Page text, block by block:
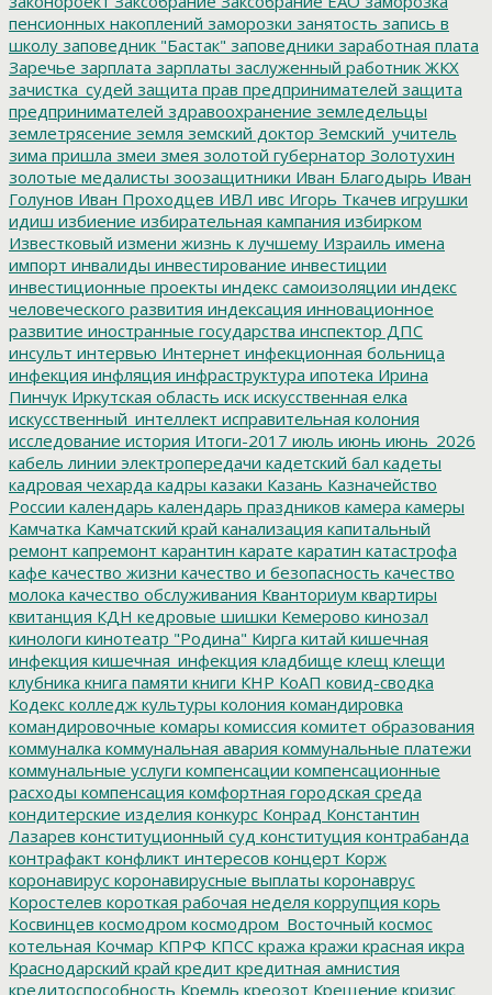
пенсионных накоплений заморозки занятость запись в
школу заповедник "Бастак" заповедники заработная плата
Заречье зарплата зарплаты заслуженный работник ЖКХ
зачистка_судей защита прав предпринимателей защита
предпринимателей здравоохранение земледельцы
землетрясение земля земский доктор Земский_учитель
зима пришла змеи змея золотой губернатор Золотухин
золотые медалисты зоозащитники Иван Благодырь Иван
Голунов Иван Проходцев ИВЛ ивс Игорь Ткачев игрушки
идиш избиение избирательная кампания избирком
Известковый измени жизнь к лучшему Израиль имена
импорт инвалиды инвестирование инвестиции
инвестиционные проекты индекс самоизоляции индекс
человеческого развития индексация инновационное
развитие иностранные государства инспектор ДПС
инсульт интервью Интернет инфекционная больница
инфекция инфляция инфраструктура ипотека Ирина
Пинчук Иркутская область иск искусственная елка
искусственный_интеллект исправительная колония
исследование история Итоги-2017 июль июнь июнь_2026
кабель линии электропередачи кадетский бал кадеты
кадровая чехарда кадры казаки Казань Казначейство
России календарь календарь праздников камера камеры
Камчатка Камчатский край канализация капитальный
ремонт капремонт карантин карате каратин катастрофа
кафе качество жизни качество и безопасность качество
молока качество обслуживания Кванториум квартиры
квитанция КДН кедровые шишки Кемерово кинозал
кинологи кинотеатр "Родина" Кирга китай кишечная
инфекция кишечная_инфекция кладбище клещ клещи
клубника книга памяти книги КНР КоАП ковид-сводка
Кодекс колледж культуры колония командировка
командировочные комары комиссия комитет образования
коммуналка коммунальная авария коммунальные платежи
коммунальные услуги компенсации компенсационные
расходы компенсация комфортная городская среда
кондитерские изделия конкурс Конрад Константин
Лазарев конституционный суд конституция контрабанда
контрафакт конфликт интересов концерт Корж
коронавирус коронавирусные выплаты коронаврус
Коростелев короткая рабочая неделя коррупция корь
Косвинцев космодром космодром_Восточный космос
котельная Кочмар КПРФ КПСС кража кражи красная икра
Краснодарский край кредит кредитная амнистия
кредитоспособность Кремль креозот Крещение кризис